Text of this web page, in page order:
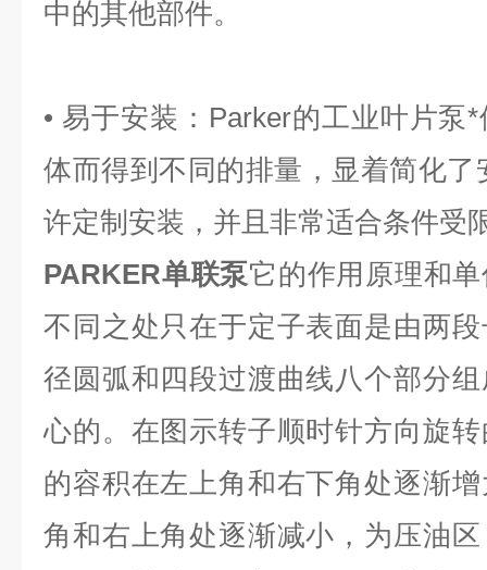
中的其他部件。
• 易于安装：Parker的工业叶片泵
体而得到不同的排量，显着简化
许定制安装，并且非常适合条件受
PARKER单联泵它的作用原理和
不同之处只在于定子表面是由两
径圆弧和四段过渡曲线八个部分
心的。在图示转子顺时针方向旋
的容积在左上角和右下角处逐渐
角和右上角处逐渐减小，为压油